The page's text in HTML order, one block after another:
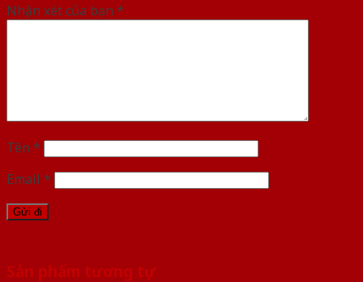
Nhận xét của bạn *
Tên *
Email *
Sản phẩm tương tự